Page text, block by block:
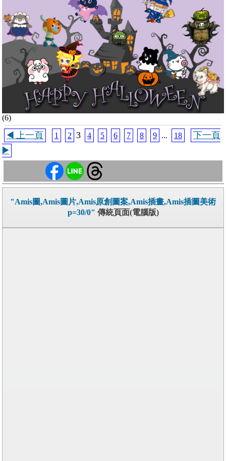
(6)
◀️ 上一頁 1 2 3 4 5 6 7 8 9 ... 18
下一頁
▶️
"Amis圖,Amis圖片,Amis原創圖案,Amis插畫,Amis插圖美術
p=30/0" 傳統頁面(電腦版)